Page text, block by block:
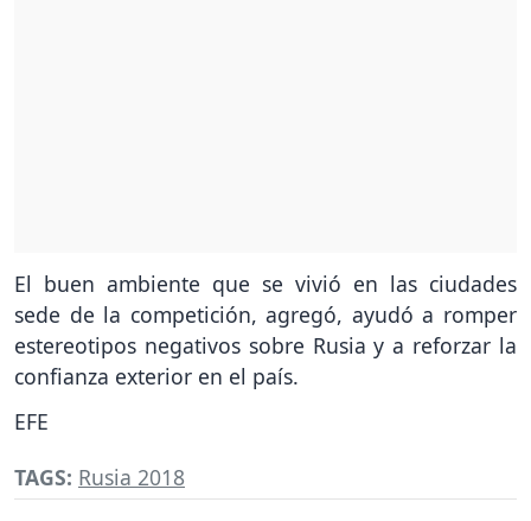
El buen ambiente que se vivió en las ciudades
sede de la competición, agregó, ayudó a romper
estereotipos negativos sobre Rusia y a reforzar la
confianza exterior en el país.
EFE
TAGS: Rusia 2018